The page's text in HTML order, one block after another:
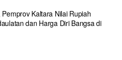
Kaltara Nilai Rupiah
dan Harga Diri Bangsa di